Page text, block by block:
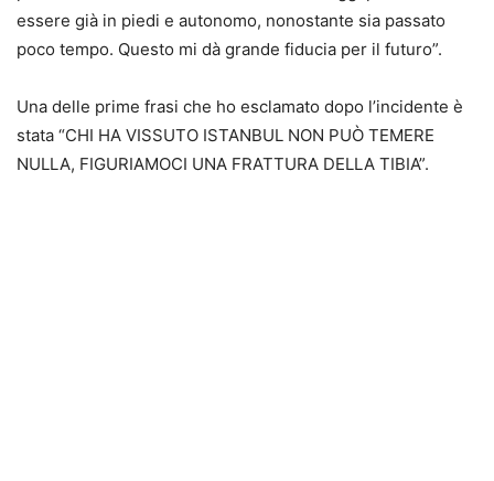
essere già in piedi e autonomo, nonostante sia passato
poco tempo. Questo mi dà grande fiducia per il futuro”.
Una delle prime frasi che ho esclamato dopo l’incidente è
stata “CHI HA VISSUTO ISTANBUL NON PUÒ TEMERE
NULLA, FIGURIAMOCI UNA FRATTURA DELLA TIBIA”.